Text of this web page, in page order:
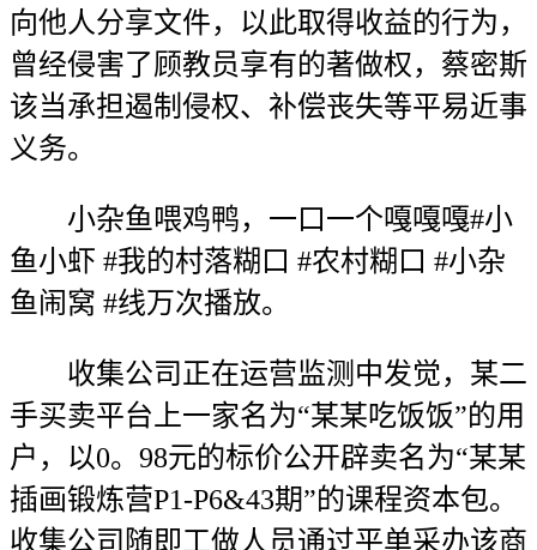
向他人分享文件，以此取得收益的行为，
曾经侵害了顾教员享有的著做权，蔡密斯
该当承担遏制侵权、补偿丧失等平易近事
义务。
小杂鱼喂鸡鸭，一口一个嘎嘎嘎#小
鱼小虾 #我的村落糊口 #农村糊口 #小杂
鱼闹窝 #线万次播放。
收集公司正在运营监测中发觉，某二
手买卖平台上一家名为“某某吃饭饭”的用
户，以0。98元的标价公开辟卖名为“某某
插画锻炼营P1-P6&43期”的课程资本包。
收集公司随即工做人员通过平单采办该商